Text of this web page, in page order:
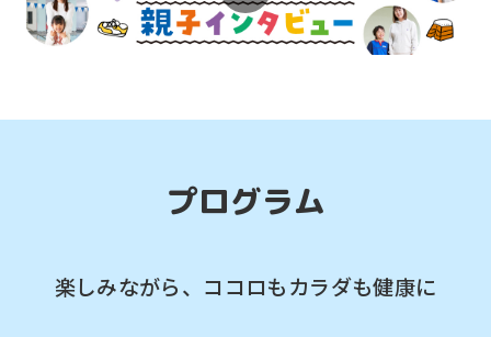
プログラム
楽しみながら、ココロもカラダも健康に